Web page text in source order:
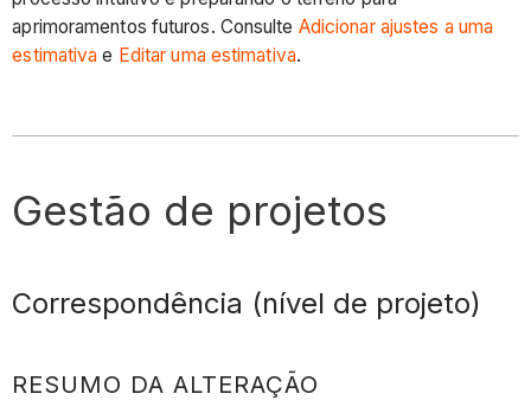
aprimoramentos futuros. Consulte Adicionar ajustes a uma
estimativa e Editar uma estimativa.
Gestão de projetos
Correspondência (nível de projeto)
RESUMO DA ALTERAÇÃO